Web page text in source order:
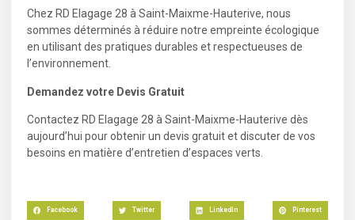
Chez RD Elagage 28 à Saint-Maixme-Hauterive, nous
sommes déterminés à réduire notre empreinte écologique
en utilisant des pratiques durables et respectueuses de
l’environnement.
Demandez votre Devis Gratuit
Contactez RD Elagage 28 à Saint-Maixme-Hauterive dès
aujourd’hui pour obtenir un devis gratuit et discuter de vos
besoins en matière d’entretien d’espaces verts.
Facebook Twitter LinkedIn Pinterest